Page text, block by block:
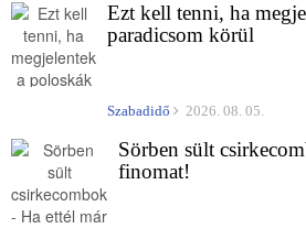
Ezt kell tenni, ha
paradicsom körül
Szabadidő 2026. 08. 05.
Sörben sült
finomat!